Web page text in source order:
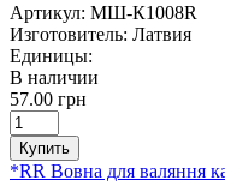
Артикул: МШ-К1008R
Изготовитель: Латвия
Единицы:
В наличии
57.00 грн
Купить
*RR Вовна для валяння